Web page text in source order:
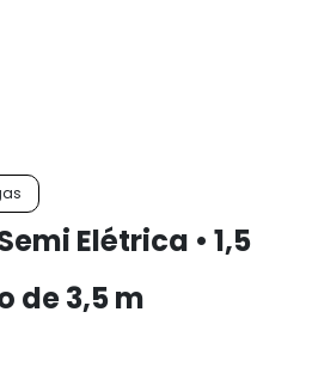
Elétrica • 1,5
de 3,5 m